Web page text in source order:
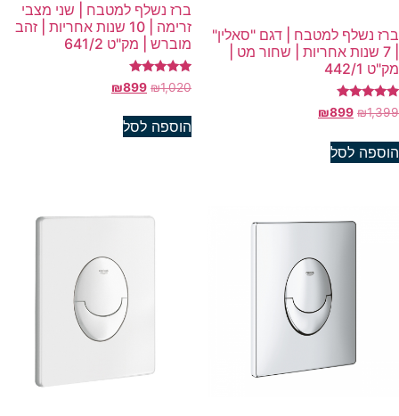
נשלף למטבח | דגם "סאלין"
| 7 שנות אחריות | שחור מט |
442/1
₪
₪899
לסל
ברז נשלף למטבח | שני מצבי
זרימה | 10 שנות אחריות | זהב
מוברש | מק"ט 641/2
דורג
5.00
₪1,020
₪899
הוספה לסל